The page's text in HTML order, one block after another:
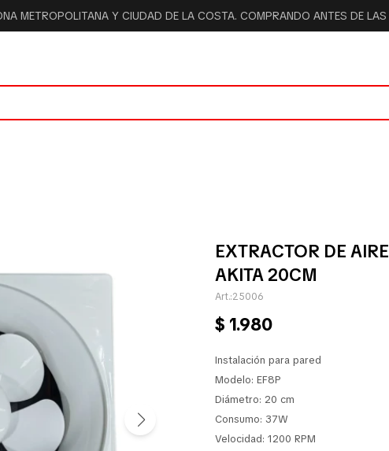
METROPOLITANA Y CIUDAD DE LA COSTA. COMPRANDO ANTES DE
EXTRACTOR DE
AKITA 20CM
25006
$ 1.980
Instalación para pared
Modelo: EF8P
Diámetro: 20 cm
Consumo: 37W
Velocidad: 1200 RPM